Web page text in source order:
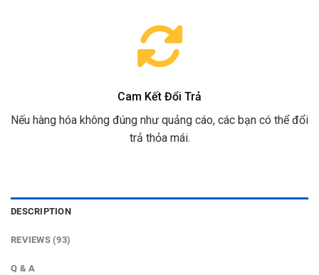
Cam Kết Đổi Trả
Nếu hàng hóa không đúng như quảng cáo, các bạn có thể đổi
trả thỏa mái.
DESCRIPTION
REVIEWS (93)
Q & A